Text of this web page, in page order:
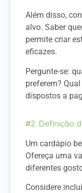
Além disso,
alvo. Saber
permite criar
eficazes.
Pergunte-se:
preferem?
dispostos a
#2. Definição
Um cardápio
Ofereça uma
diferentes
Considere